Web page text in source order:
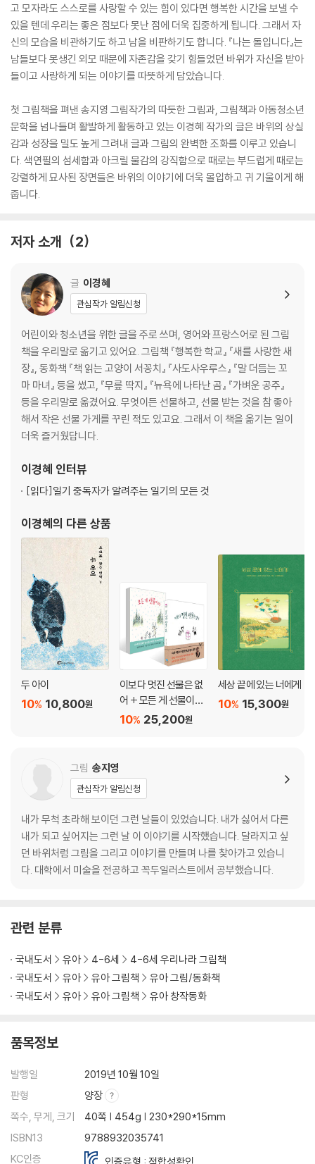
고 모자라도 스스로를 사랑할 수 있는 힘이 있다면 행복한 시간을 보낼 수
있을 텐데 우리는 좋은 점보다 못난 점에 더욱 집중하게 됩니다. 그래서 자
신의 모습을 비관하기도 하고 남을 비판하기도 합니다. 『나는 돌입니다』는
남들보다 못생긴 외모 때문에 자존감을 갖기 힘들었던 바위가 자신을 받아
들이고 사랑하게 되는 이야기를 따뜻하게 담았습니다.
첫 그림책을 펴낸 송지영 그림작가의 따듯한 그림과, 그림책과 아동청소년
문학을 넘나들며 활발하게 활동하고 있는 이경혜 작가의 글은 바위의 상실
감과 성장을 밀도 높게 그려내 글과 그림의 완벽한 조화를 이루고 있습니
다. 색연필의 섬세함과 아크릴 물감의 강직함으로 때로는 부드럽게 때로는
강렬하게 묘사된 장면들은 바위의 이야기에 더욱 몰입하고 귀 기울이게 해
줍니다.
저자 소개 2
글 이경혜
관심작가 알림신청
어린이와 청소년을 위한 글을 주로 쓰며, 영어와 프랑스어로 된 그림
책을 우리말로 옮기고 있어요. 그림책 『행복한 학교』 『새를 사랑한 새
장』, 동화책 『책 읽는 고양이 서꽁치』 『사도사우루스』 『말 더듬는 꼬
마 마녀』 등을 썼고, 『무릎 딱지』 『뉴욕에 나타난 곰』 『가벼운 공주』
등을 우리말로 옮겼어요. 무엇이든 선물하고, 선물 받는 것을 참 좋아
해서 작은 선물 가게를 꾸린 적도 있고요. 그래서 이 책을 옮기는 일이
더욱 즐거웠답니다.
이경혜 인터뷰
[읽다]일기 중독자가 알려주는 일기의 모든 것
이경혜의 다른 상품
두 아이
10,800원
10%
이보다 멋진 선물은 없
어 + 모든 게 선물이야
세트 25,200원
10%
세상 끝에 있는 너에게
15,300원
10%
그림 송지영
관심작가 알림신청
내가 무척 초라해 보이던 그런 날들이 있었습니다. 내가 싫어서 다른
내가 되고 싶어지는 그런 날 이 이야기를 시작했습니다. 달라지고 싶
던 바위처럼 그림을 그리고 이야기를 만들며 나를 찾아가고 있습니
다. 대학에서 미술을 전공하고 꼭두일러스트에서 공부했습니다.
관련 분류
국내도서 유아 4-6세
4-6세 우리나라 그림책
국내도서
유아 유아 그림책
유아 그림/동화책
국내도서
유아 유아 그림책 유아 창작동화
품목정보
발행일
2019년 10월 10일
판형
양장
쪽수, 무게, 크기
40쪽 | 454g | 230*290*15mm
ISBN13
9788932035741
KC인증
인증유형 : 적합성확인